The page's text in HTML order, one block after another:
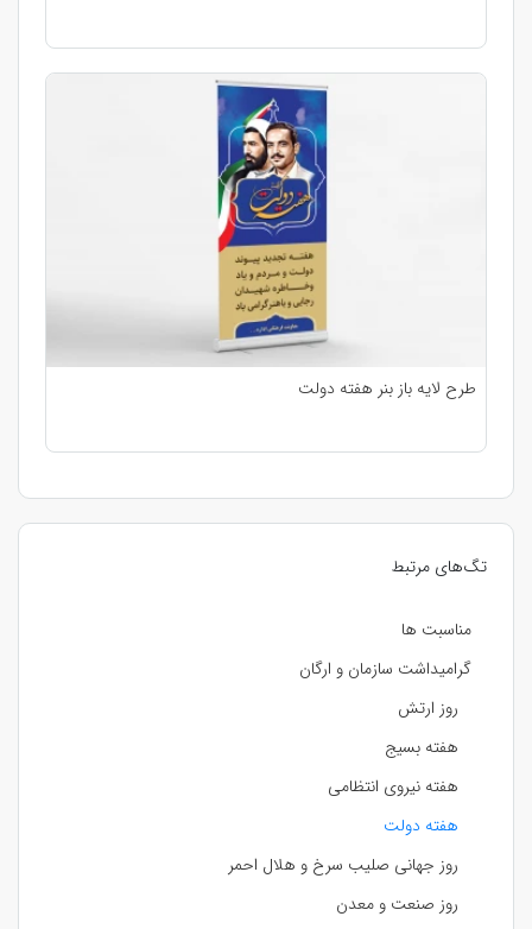
تگ‌های مرتبط
مناسبت ها
گرامیداشت سازمان و ارگان
روز ارتش
هفته بسیج
هفته نیروی انتظامی
هفته دولت
روز جهانی صلیب سرخ و هلال احمر
روز صنعت و معدن
طرح لایه باز بنر هفته دولت